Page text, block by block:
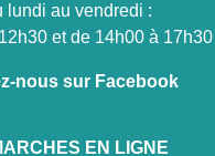
lundi au vendredi :
et de 14h00 à 17h30
nous sur Facebook
EN LIGNE